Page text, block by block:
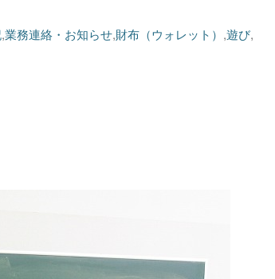
,業務連絡・お知らせ,財布（ウォレット） ,遊び,